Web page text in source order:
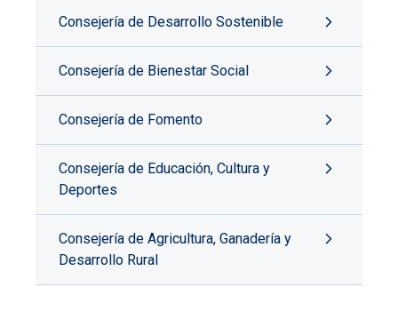
Consejería de Desarrollo Sostenible
Consejería de Bienestar Social
Consejería de Fomento
Consejería de Educación, Cultura y
Deportes
Consejería de Agricultura, Ganadería y
Desarrollo Rural